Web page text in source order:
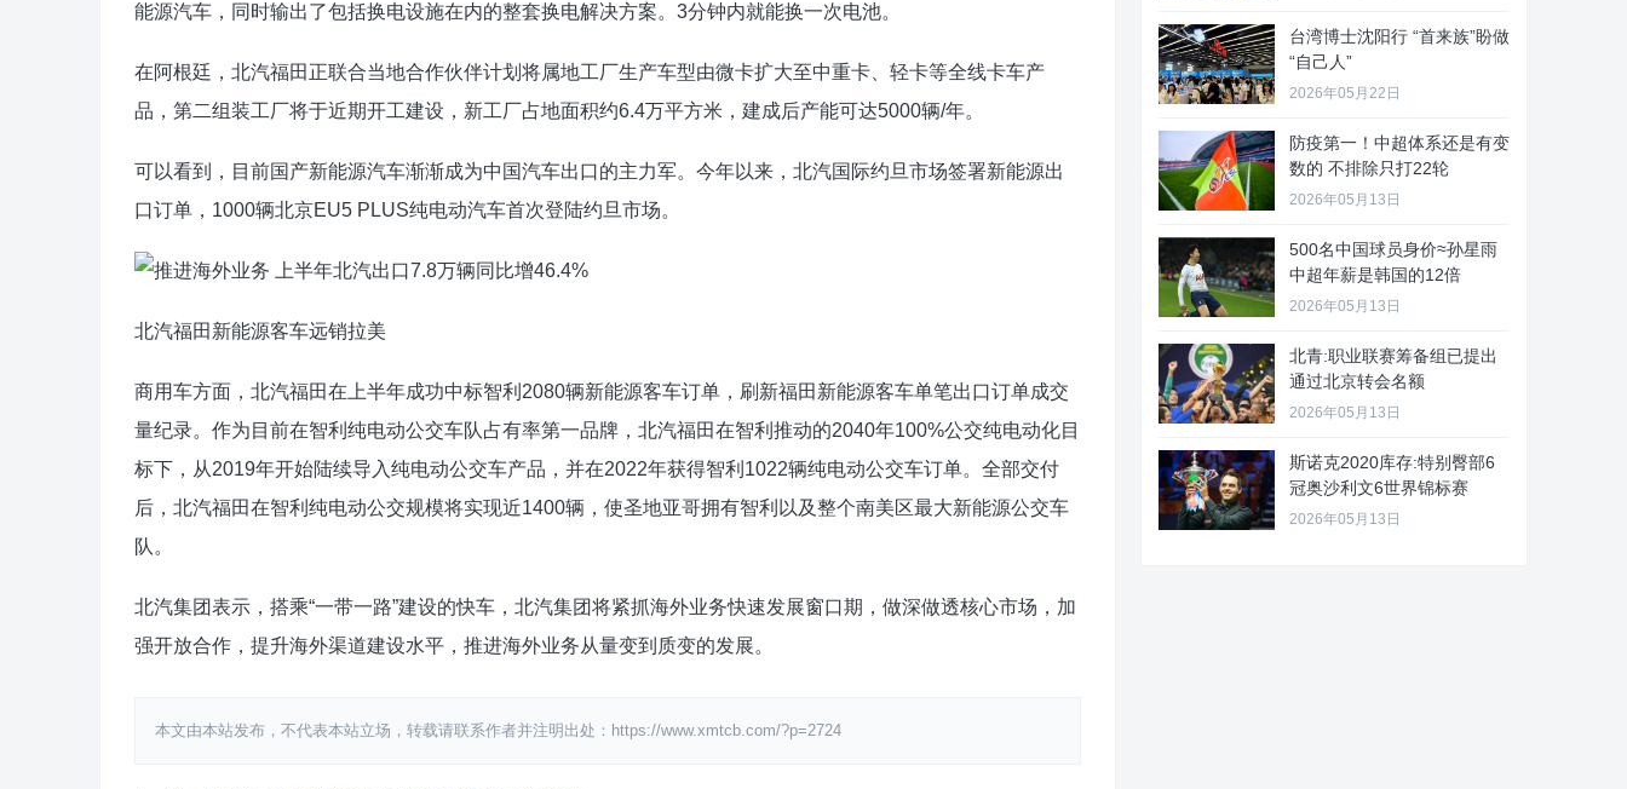
能源汽车，同时输出了包括换电设施在内的整套换电解决方案。3分钟内就能换一次电池。
在阿根廷，北汽福田正联合当地合作伙伴计划将属地工厂生产车型由微卡扩大至中重卡、轻卡等全线卡车产
品，第二组装工厂将于近期开工建设，新工厂占地面积约6.4万平方米，建成后产能可达5000辆/年。
可以看到，目前国产新能源汽车渐渐成为中国汽车出口的主力军。今年以来，北汽国际约旦市场签署新能源出
口订单，1000辆北京EU5 PLUS纯电动汽车首次登陆约旦市场。
北汽福田新能源客车远销拉美
商用车方面，北汽福田在上半年成功中标智利2080辆新能源客车订单，刷新福田新能源客车单笔出口订单成交
量纪录。作为目前在智利纯电动公交车队占有率第一品牌，北汽福田在智利推动的2040年100%公交纯电动化目
标下，从2019年开始陆续导入纯电动公交车产品，并在2022年获得智利1022辆纯电动公交车订单。全部交付
后，北汽福田在智利纯电动公交规模将实现近1400辆，使圣地亚哥拥有智利以及整个南美区最大新能源公交车
队。
北汽集团表示，搭乘“一带一路”建设的快车，北汽集团将紧抓海外业务快速发展窗口期，做深做透核心市场，加
强开放合作，提升海外渠道建设水平，推进海外业务从量变到质变的发展。
本文由本站发布，不代表本站立场，转载请联系作者并注明出处：https://www.xmtcb.com/?p=2724
台湾博士沈阳行 “首来族”盼做
“自己人”
2026年05月22日
防疫第一！中超体系还是有变
数的 不排除只打22轮
2026年05月13日
500名中国球员身价≈孙星雨
中超年薪是韩国的12倍
2026年05月13日
北青:职业联赛筹备组已提出
通过北京转会名额
2026年05月13日
斯诺克2020库存:特别臀部6
冠奥沙利文6世界锦标赛
2026年05月13日